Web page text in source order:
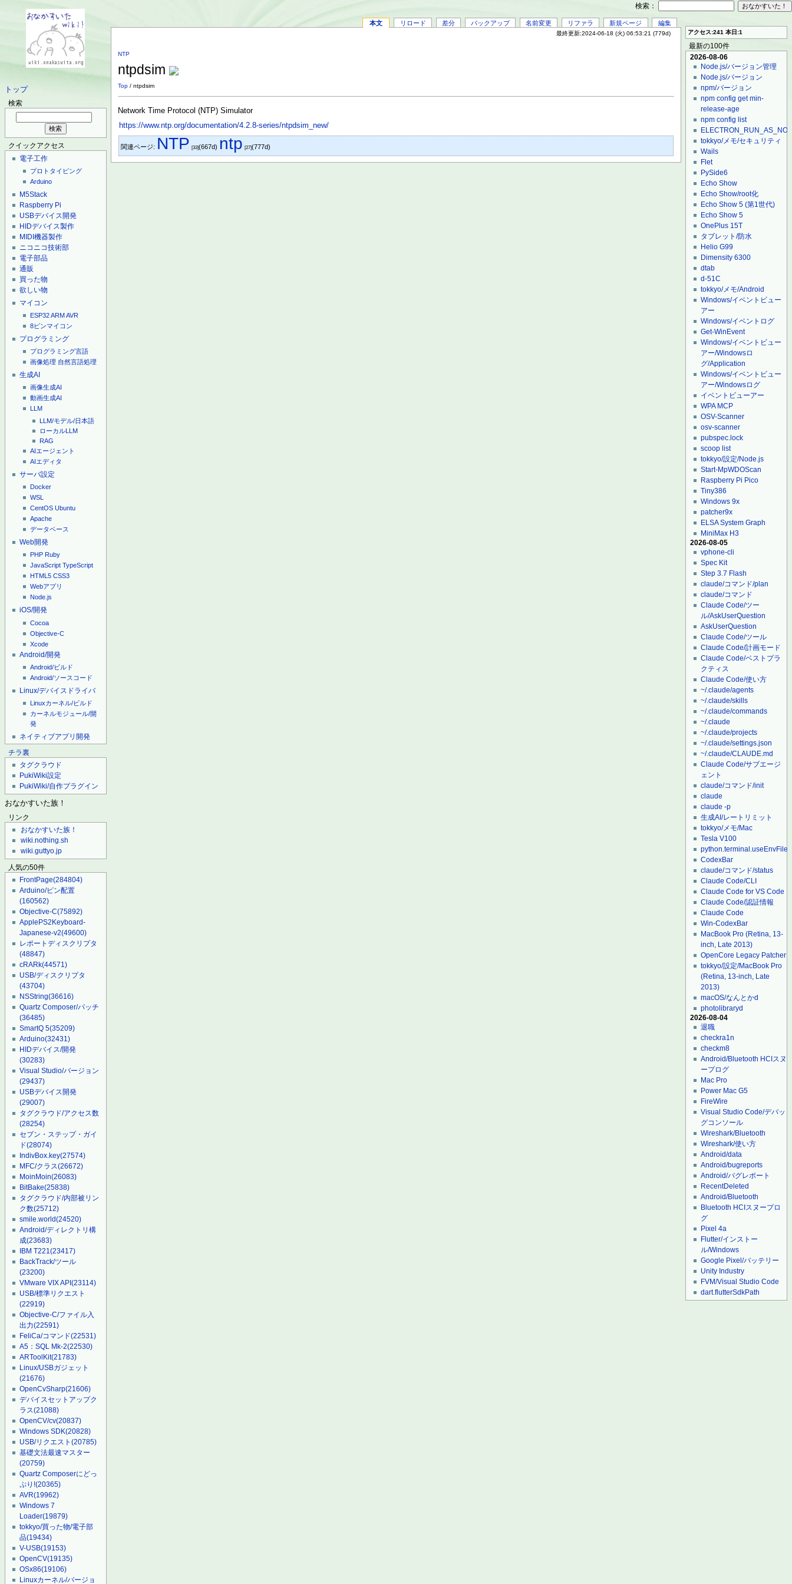
トップ
検索
クイックアクセス
電子工作
プロトタイピング
Arduino
M5Stack
Raspberry Pi
USBデバイス開発
HIDデバイス製作
MIDI機器製作
ニコニコ技術部
電子部品
通販
買った物
欲しい物
マイコン
ESP32ARMAVR
8ピンマイコン
プログラミング
プログラミング言語
画像処理 自然言語処理
生成AI
画像生成AI
動画生成AI
LLM
LLM/モデル/日本語
ローカルLLM
RAG
AIエージェント
AIエディタ
サーバ設定
Docker
WSL
CentOS Ubuntu
Apache
データベース
Web開発
PHP Ruby
JavaScript TypeScript
HTML5 CSS3
Webアプリ
Node.js
iOS/開発
Cocoa
Objective-C
Xcode
Android/開発
Android/ビルド
Android/ソースコード
Linux/デバイスドライバ
Linuxカーネル/ビルド
カーネルモジュール/開
発
ネイティブアプリ開発
チラ裏
タグクラウド
PukiWiki設定
PukiWiki/自作プラグイン
おなかすいた族！
リンク
おなかすいた族！
wiki.nothing.sh
wiki.guttyo.jp
人気の50件
FrontPage(284804)
Arduino/ピン配置
(160562)
Objective-C(75892)
ApplePS2Keyboard-
Japanese-v2(49600)
レポートディスクリプタ
(48847)
cRARk(44571)
USB/ディスクリプタ
(43704)
NSString(36616)
Quartz Composer/パッチ
(36485)
SmartQ 5(35209)
Arduino(32431)
HIDデバイス/開発
(30283)
Visual Studio/バージョン
(29437)
USBデバイス開発
(29007)
タグクラウド/アクセス数
(28254)
セブン・ステップ・ガイ
ド(28074)
IndivBox.key(27574)
MFC/クラス(26672)
MoinMoin(26083)
BitBake(25838)
タグクラウド/内部被リン
ク数(25712)
smile.world(24520)
Android/ディレクトリ構
成(23683)
IBM T221(23417)
BackTrack/ツール
(23200)
VMware VIX API(23114)
USB/標準リクエスト
(22919)
Objective-C/ファイル入
出力(22591)
FeliCa/コマンド(22531)
A5：SQL Mk-2(22530)
ARToolKit(21783)
Linux/USBガジェット
(21676)
OpenCvSharp(21606)
デバイスセットアップク
ラス(21088)
OpenCV/cv(20837)
Windows SDK(20828)
USB/リクエスト(20785)
基礎文法最速マスター
(20759)
Quartz Composerにどっ
ぷり!(20365)
AVR(19962)
Windows 7
Loader(19879)
tokkyo/買った物/電子部
品(19434)
V-USB(19153)
OpenCV(19135)
OSx86(19106)
Linuxカーネル/バージョ
本文 リロード 差分 バックアップ 名前変更 リファラ 新規ページ 編集
最終更新:2024-06-18 (火) 06:53:21 (779d)
NTP
ntpdsim
Top / ntpdsim
Network Time Protocol (NTP) Simulator
https://www.ntp.org/documentation/4.2.8-series/ntpdsim_new/
関連ページ: NTP [33](667d) ntp [27](777d)
アクセス:241 本日:1
最新の100件
2026-08-06
Node.js/バージョン管理
Node.js/バージョン
npm/バージョン
npm config get min-
release-age
npm config list
tokkyo/メモ/セキュリティ
Wails
Flet
PySide6
Echo Show
Echo Show/root化
Echo Show 5 (第1世代)
Echo Show 5
OnePlus 15T
タブレット/防水
Helio G99
Dimensity 6300
dtab
d-51C
tokkyo/メモ/Android
Windows/イベントビュー
アー
Windows/イベントログ
Get-WinEvent
Windows/イベントビュー
アー/Windowsロ
グ/Application
Windows/イベントビュー
アー/Windowsログ
イベントビューアー
WPA MCP
OSV-Scanner
osv-scanner
pubspec.lock
scoop list
tokkyo/設定/Node.js
Start-MpWDOScan
Raspberry Pi Pico
Tiny386
Windows 9x
patcher9x
ELSA System Graph
MiniMax H3
2026-08-05
vphone-cli
Spec Kit
Step 3.7 Flash
claude/コマンド/plan
claude/コマンド
Claude Code/ツー
ル/AskUserQuestion
AskUserQuestion
Claude Code/ツール
Claude Code/計画モード
Claude Code/ベストプラ
クティス
Claude Code/使い方
~/.claude/agents
~/.claude/skills
~/.claude/commands
~/.claude
~/.claude/projects
~/.claude/settings.json
~/.claude/CLAUDE.md
Claude Code/サブエージ
ェント
claude/コマンド/init
claude
claude -p
生成AI/レートリミット
tokkyo/メモ/Mac
Tesla V100
python.terminal.useEnvFile
CodexBar
claude/コマンド/status
Claude Code/CLI
Claude Code for VS Code
Claude Code/認証情報
Claude Code
Win-CodexBar
MacBook Pro (Retina, 13-
inch, Late 2013)
OpenCore Legacy Patcher
tokkyo/設定/MacBook Pro
(Retina, 13-inch, Late
2013)
macOS/なんとかd
photolibraryd
2026-08-04
退職
checkra1n
checkm8
Android/Bluetooth HCIスヌ
ープログ
Mac Pro
Power Mac G5
FireWire
Visual Studio Code/デバッ
グコンソール
Wireshark/Bluetooth
Wireshark/使い方
Android/data
Android/bugreports
Android/バグレポート
RecentDeleted
Android/Bluetooth
Bluetooth HCIスヌープロ
グ
Pixel 4a
Flutter/インストー
ル/Windows
Google Pixel/バッテリー
Unity Industry
FVM/Visual Studio Code
dart.flutterSdkPath
検索：